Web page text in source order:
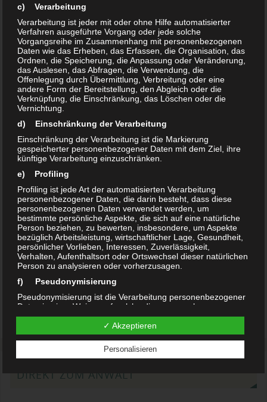
§ 1 Pflichtversicherungsgesetz (PflVG) die Pflicht, eine Kfz-Haftpflicht
abzuschließen.
Alles in allem ist der Halter des KFZ dafür verantwortlich, dass das
Fahrzeug in einem verkehrssicheren Zustand ist und nur Personen
das Fahrzeug bedienen, die in einem tauglichen Zustand sind.
Die Haftung des Fahrzeughalters entfällt jedoch in zwei Fällen.
Bei höherer Gewalt
Bei einem nicht vorhersehbaren, unabwendbaren
außergewöhnlichen Ereignis ist der Fahrzeughalter haftungsbefreit.
Dies kann beispielsweise eine Naturkatastrophe sein. Für die
Haftungsbefreiung muss der Halter aber nachweisen, dass er den
Schaden trotz größter Sorgfalt nicht verhindern konnte.
Bei illegalen Fahrten
Fährt jemand ohne das Wissen und Einverständnis des Halters das
Fahrzeug ist der Fahrzeughalter auch haftungsbefreit. Jedoch entfällt
diese Privilegierung, sobald der Halter die Fahrt grob fahrlässig
ermöglicht hat. Handelte er grob fahrlässig, muss sich der Halter
DIREKT ZUM ANWALT
c) Verarbeitung
Verarbeitung ist jeder mit oder ohne Hilfe automatisierter
Verfahren ausgeführte Vorgang oder jede solche
Vorgangsreihe im Zusammenhang mit personenbezogenen
Daten wie das Erheben, das Erfassen, die Organisation, das
Ordnen, die Speicherung, die Anpassung oder Veränderung,
das Auslesen, das Abfragen, die Verwendung, die
Offenlegung durch Übermittlung, Verbreitung oder eine
andere Form der Bereitstellung, den Abgleich oder die
Verknüpfung, die Einschränkung, das Löschen oder die
Vernichtung.
d) Einschränkung der Verarbeitung
Einschränkung der Verarbeitung ist die Markierung
gespeicherter personenbezogener Daten mit dem Ziel, ihre
künftige Verarbeitung einzuschränken.
e) Profiling
Profiling ist jede Art der automatisierten Verarbeitung
personenbezogener Daten, die darin besteht, dass diese
personenbezogenen Daten verwendet werden, um
bestimmte persönliche Aspekte, die sich auf eine natürliche
Person beziehen, zu bewerten, insbesondere, um Aspekte
bezüglich Arbeitsleistung, wirtschaftlicher Lage, Gesundheit,
persönlicher Vorlieben, Interessen, Zuverlässigkeit,
Verhalten, Aufenthaltsort oder Ortswechsel dieser natürlichen
Person zu analysieren oder vorherzusagen.
f) Pseudonymisierung
Pseudonymisierung ist die Verarbeitung personenbezogener
Daten in einer Weise, auf welche die personenbezogenen
Daten ohne Hinzuziehung zusätzlicher Informationen nicht
mehr einer spezifischen betroffenen Person zugeordnet
werden können, sofern diese zusätzlichen Informationen
gesondert aufbewahrt werden und technischen und
organisatorischen Maßnahmen unterliegen, die
einer identifizierten oder identifizierbaren natürlichen Person
✓ Akzeptieren
Personalisieren